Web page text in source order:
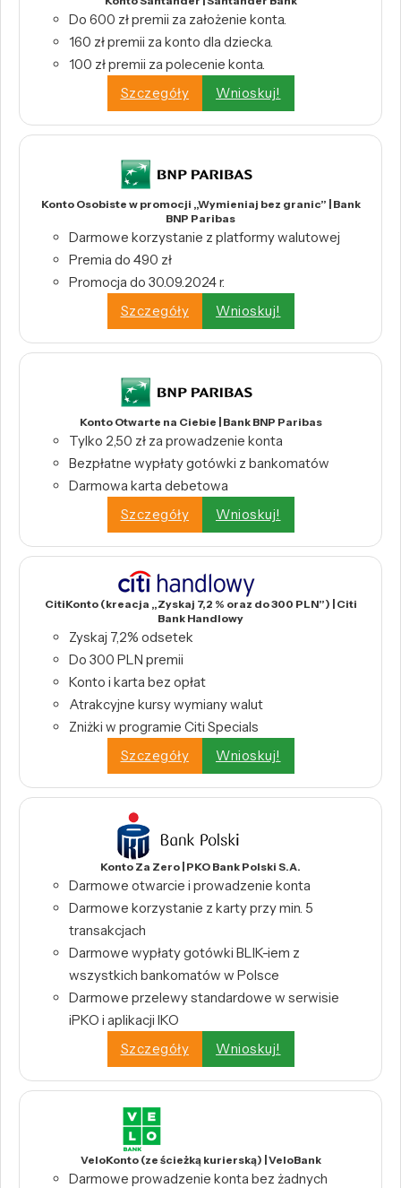
Do 600 zł premii za założenie konta.
160 zł premii za konto dla dziecka.
100 zł premii za polecenie konta.
Szczegóły
Wnioskuj!
Konto Osobiste w promocji „Wymieniaj bez granic” | Bank
BNP Paribas
Darmowe korzystanie z platformy walutowej
Premia do 490 zł
Promocja do 30.09.2024 r.
Szczegóły
Wnioskuj!
Konto Otwarte na Ciebie | Bank BNP Paribas
Tylko 2,50 zł za prowadzenie konta
Bezpłatne wypłaty gotówki z bankomatów
Darmowa karta debetowa
Szczegóły
Wnioskuj!
CitiKonto (kreacja „Zyskaj 7,2 % oraz do 300 PLN”) | Citi
Bank Handlowy
Zyskaj 7,2% odsetek
Do 300 PLN premii
Konto i karta bez opłat
Atrakcyjne kursy wymiany walut
Zniżki w programie Citi Specials
Szczegóły
Wnioskuj!
Konto Za Zero | PKO Bank Polski S.A.
Darmowe otwarcie i prowadzenie konta
Darmowe korzystanie z karty przy min. 5
transakcjach
Darmowe wypłaty gotówki BLIK-iem z
wszystkich bankomatów w Polsce
Darmowe przelewy standardowe w serwisie
iPKO i aplikacji IKO
Szczegóły
Wnioskuj!
VeloKonto (ze ścieżką kurierską) | VeloBank
Darmowe prowadzenie konta bez żadnych